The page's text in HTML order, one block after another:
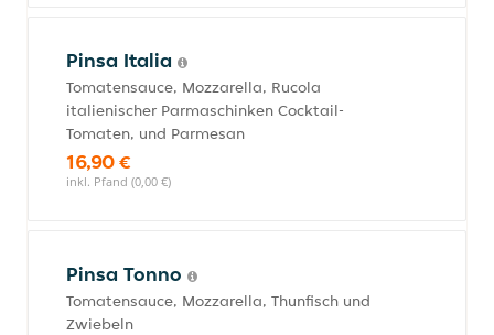
Pinsa Italia
Tomatensauce, Mozzarella, Rucola
italienischer Parmaschinken Cocktail-
Tomaten, und Parmesan
16,90 €
inkl. Pfand (0,00 €)
Pinsa Tonno
Tomatensauce, Mozzarella, Thunfisch und
Zwiebeln